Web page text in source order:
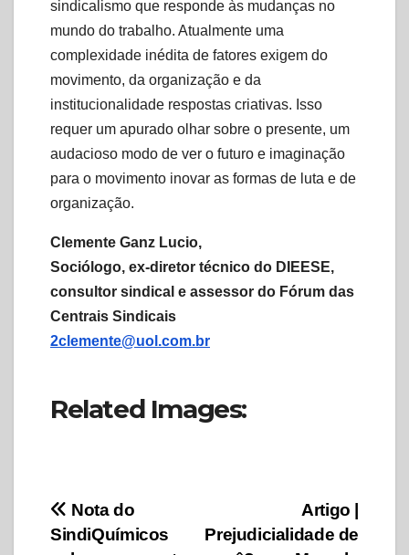
sindicalismo que responde às mudanças no
mundo do trabalho. Atualmente uma
complexidade inédita de fatores exigem do
movimento, da organização e da
institucionalidade respostas criativas. Isso
requer um apurado olhar sobre o presente, um
audacioso modo de ver o futuro e imaginação
para o movimento inovar as formas de luta e de
organização.
Clemente Ganz Lucio,
Sociólogo, ex-diretor técnico do DIEESE,
consultor sindical e assessor do Fórum das
Centrais Sindicais
2clemente@uol.com.br
Related Images:
Navegação
Artigo |
Prejudicialidade de
Nota do
SindiQuímicos